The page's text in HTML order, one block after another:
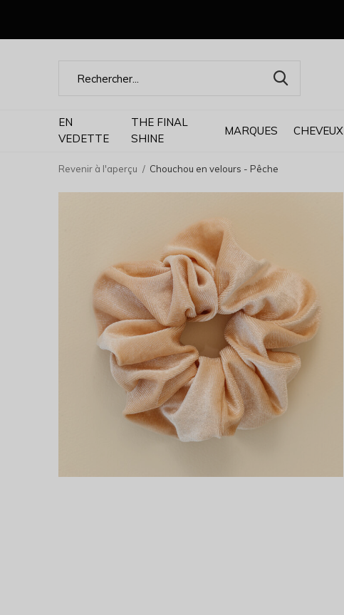
EN
VEDETTE
THE FINAL
SHINE
MARQUES CHEVEUX
Revenir à l'aperçu Chouchou en velours - Pêche